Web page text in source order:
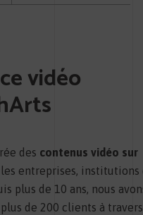
vidéo
des contenus vidéo sur
les entreprises, institutions
plus de 10 ans, nous
de 200 clients à